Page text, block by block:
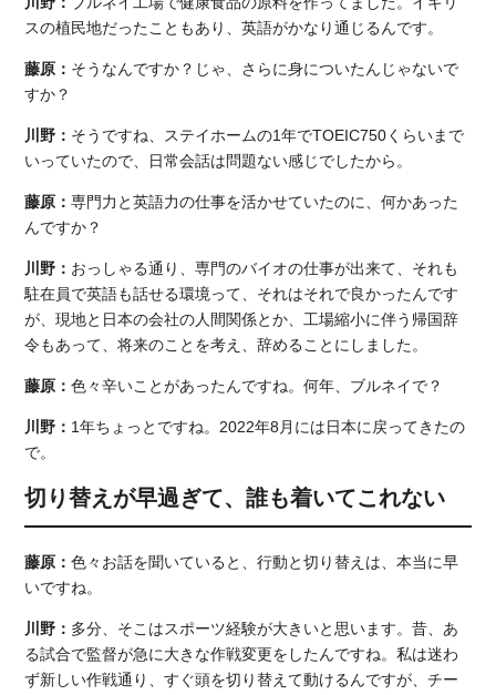
スの植民地だったこともあり、英語がかなり通じるんです。
藤原： そうなんですか？じゃ、さらに身についたんじゃないで
すか？
川野： そうですね、ステイホームの1年でTOEIC750くらいまで
いっていたので、日常会話は問題ない感じでしたから。
藤原：専門力と英語力の仕事を活かせていたのに、何かあった
んですか？
川野： おっしゃる通り、専門のバイオの仕事が出来て、それも
駐在員で英語も話せる環境って、それはそれで良かったんです
が、現地と日本の会社の人間関係とか、工場縮小に伴う帰国辞
令もあって、将来のことを考え、辞めることにしました。
藤原：色々辛いことがあったんですね。何年、ブルネイで？
川野： 1年ちょっとですね。2022年8月には日本に戻ってきたの
で。
切り替えが早過ぎて、誰も着いてこれない
藤原：色々お話を聞いていると、行動と切り替えは、本当に早
いですね。
川野： 多分、そこはスポーツ経験が大きいと思います。昔、あ
る試合で監督が急に大きな作戦変更をしたんですね。私は迷わ
ず新しい作戦通り、すぐ頭を切り替えて動けるんですが、チー